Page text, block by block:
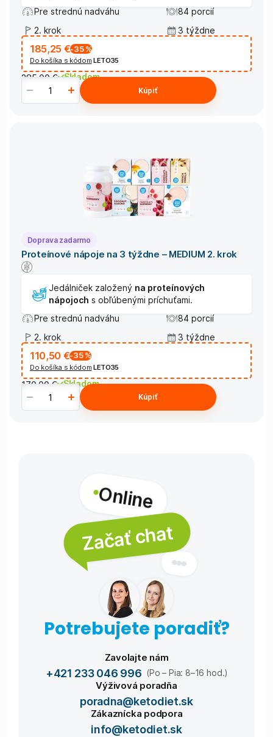
Pre strednú nadváhu
84 porcií
2. krok
3 týždne
185,25 €-35%
Do košíka s kódom LETO35
285,00 € Skladom
Kúpiť
Doprava zadarmo
Proteínové nápoje na 3 týždne – MEDIUM 2. krok
Jedálniček založený na proteínových
nápojoch s obľúbenými príchuťami.
Pre strednú nadváhu
84 porcií
2. krok
3 týždne
110,50 €-35%
Do košíka s kódom LETO35
170,00 € Skladom
Kúpiť
Online
Začať chat
Potrebujete poradiť?
Zavolajte nám
+421 233 046 996 (Po – Pia: 8–16 hod.)
Výživová poradňa
poradna@ketodiet.sk
Zákaznícka podpora
info@ketodiet.sk